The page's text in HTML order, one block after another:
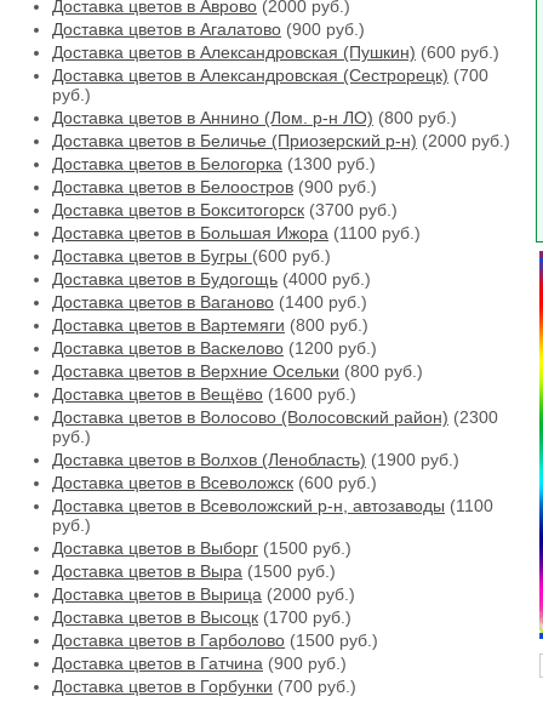
Доставка цветов в Аврово (2000 руб.)
Доставка цветов в Агалатово (900 руб.)
Доставка цветов в Александровская (Пушкин) (600 руб.)
Доставка цветов в Александровская (Сестрорецк) (700
руб.)
Доставка цветов в Аннино (Лом. р-н ЛО) (800 руб.)
Доставка цветов в Беличье (Приозерский р-н) (2000 руб.)
Доставка цветов в Белогорка (1300 руб.)
Доставка цветов в Белоостров (900 руб.)
Доставка цветов в Бокситогорск (3700 руб.)
Доставка цветов в Большая Ижора (1100 руб.)
Доставка цветов в Бугры (600 руб.)
Доставка цветов в Будогощь (4000 руб.)
Доставка цветов в Ваганово (1400 руб.)
Доставка цветов в Вартемяги (800 руб.)
Доставка цветов в Васкелово (1200 руб.)
Доставка цветов в Верхние Осельки (800 руб.)
Доставка цветов в Вещёво (1600 руб.)
Доставка цветов в Волосово (Волосовский район) (2300
руб.)
Доставка цветов в Волхов (Ленобласть) (1900 руб.)
Доставка цветов в Всеволожск (600 руб.)
Доставка цветов в Всеволожский р-н, автозаводы (1100
руб.)
Доставка цветов в Выборг (1500 руб.)
Доставка цветов в Выра (1500 руб.)
Доставка цветов в Вырица (2000 руб.)
Доставка цветов в Высоцк (1700 руб.)
Доставка цветов в Гарболово (1500 руб.)
Доставка цветов в Гатчина (900 руб.)
Доставка цветов в Горбунки (700 руб.)